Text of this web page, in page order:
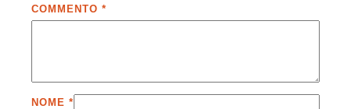
COMMENTO *
NOME *